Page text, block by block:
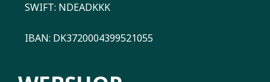
SWIFT: NDEADKKK
IBAN: DK3720004399521055